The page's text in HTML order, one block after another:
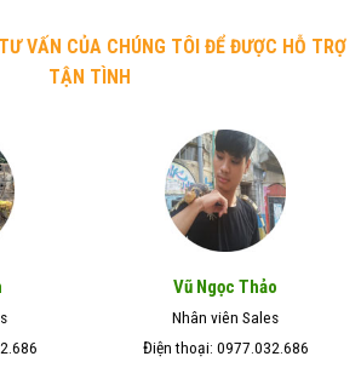
VẤN CỦA CHÚNG TÔI ĐỂ ĐƯỢC HỖ TRỢ
TẬN TÌNH
Vũ Ngọc Thảo
Nhân viên Sales
Điện thoại: 0977.032.686